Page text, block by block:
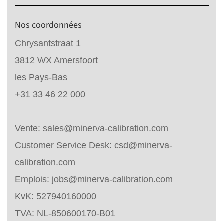
Nos coordonnées
Chrysantstraat 1
3812 WX Amersfoort
les Pays-Bas
+31 33 46 22 000
Vente: sales@minerva-calibration.com
Customer Service Desk: csd@minerva-
calibration.com
Emplois: jobs@minerva-calibration.com
KvK: 527940160000
TVA: NL-850600170-B01